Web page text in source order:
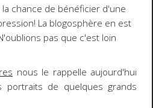
chance de bénéficier d'une
! La blogosphère en est
pas que c'est loin
nous le rappelle aujourd'hui
portraits de quelques grands